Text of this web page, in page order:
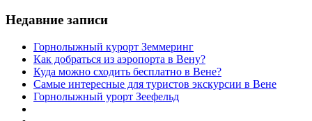
Недавние записи
Горнолыжный курорт Земмеринг
Как добраться из аэропорта в Вену?
Куда можно сходить бесплатно в Вене?
Самые интересные для туристов экскурсии в Вене
Горнолыжный урорт Зеефельд